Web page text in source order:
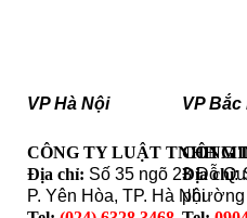
VP Hà Nội
CÔNG TY LUẬT TNHH
Địa chỉ: Số 35 ngõ 23 Đỗ
P. Yên Hòa, TP. Hà Nội
VP Bắc
CÔNG
Địa chỉ:
phường